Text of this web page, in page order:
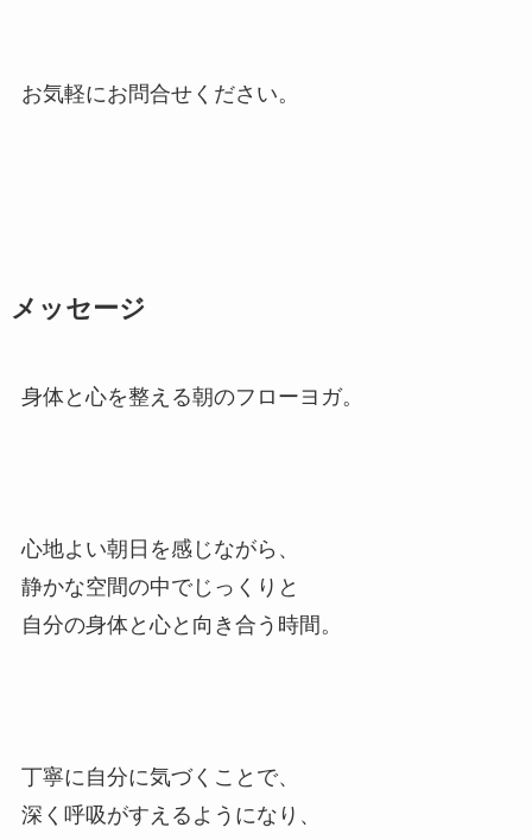
お気軽にお問合せください。
メッセージ
身体と心を整える朝のフローヨガ。
心地よい朝日を感じながら、
静かな空間の中でじっくりと
自分の身体と心と向き合う時間。
丁寧に自分に気づくことで、
深く呼吸がすえるようになり、